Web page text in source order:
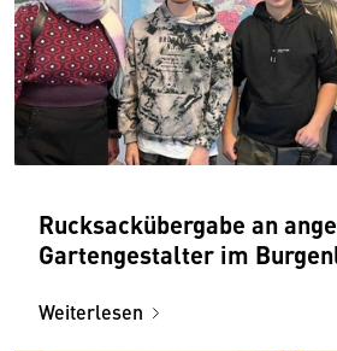
Rucksackübergabe an
Gartengestalter im
Weiterlesen